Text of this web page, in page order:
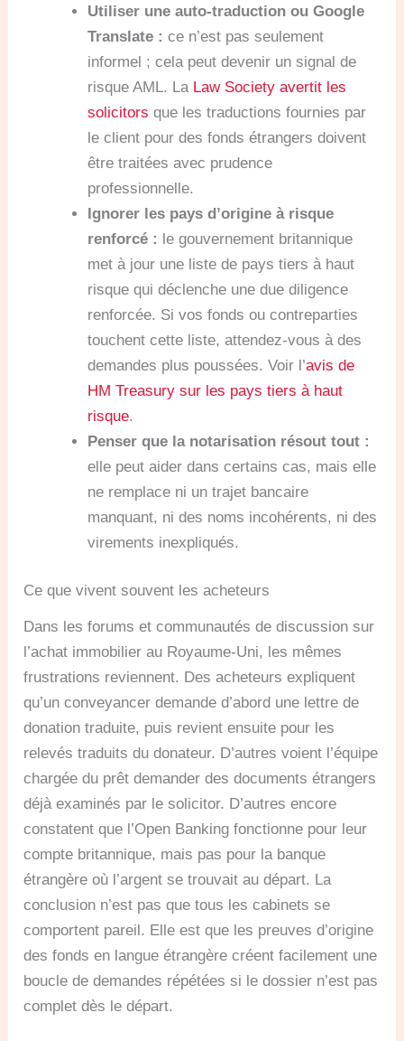
Utiliser une auto-traduction ou Google
Translate : ce n’est pas seulement
informel ; cela peut devenir un signal de
risque AML. La Law Society avertit les
solicitors que les traductions fournies par
le client pour des fonds étrangers doivent
être traitées avec prudence
professionnelle.
Ignorer les pays d’origine à risque
renforcé : le gouvernement britannique
met à jour une liste de pays tiers à haut
risque qui déclenche une due diligence
renforcée. Si vos fonds ou contreparties
touchent cette liste, attendez-vous à des
demandes plus poussées. Voir l’avis de
HM Treasury sur les pays tiers à haut
risque.
Penser que la notarisation résout tout :
elle peut aider dans certains cas, mais elle
ne remplace ni un trajet bancaire
manquant, ni des noms incohérents, ni des
virements inexpliqués.
Ce que vivent souvent les acheteurs
Dans les forums et communautés de discussion sur
l’achat immobilier au Royaume-Uni, les mêmes
frustrations reviennent. Des acheteurs expliquent
qu’un conveyancer demande d’abord une lettre de
donation traduite, puis revient ensuite pour les
relevés traduits du donateur. D’autres voient l’équipe
chargée du prêt demander des documents étrangers
déjà examinés par le solicitor. D’autres encore
constatent que l’Open Banking fonctionne pour leur
compte britannique, mais pas pour la banque
étrangère où l’argent se trouvait au départ. La
conclusion n’est pas que tous les cabinets se
comportent pareil. Elle est que les preuves d’origine
des fonds en langue étrangère créent facilement une
boucle de demandes répétées si le dossier n’est pas
complet dès le départ.